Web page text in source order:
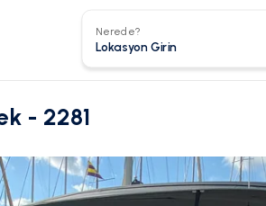
Nerede?
- 2281